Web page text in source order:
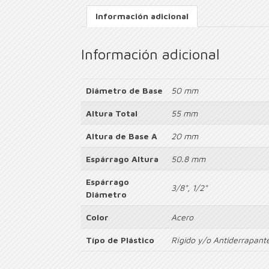
Información adicional
Información adicional
Diámetro de Base 50 mm
Altura Total 55 mm
Altura de Base A 20 mm
Espárrago Altura 50.8 mm
Espárrago
Diámetro
3/8", 1/2"
Color Acero
Típo de Plástico Rígido y/o